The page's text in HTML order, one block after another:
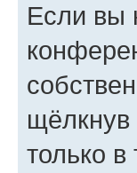
Если вы
щёлкнув
только